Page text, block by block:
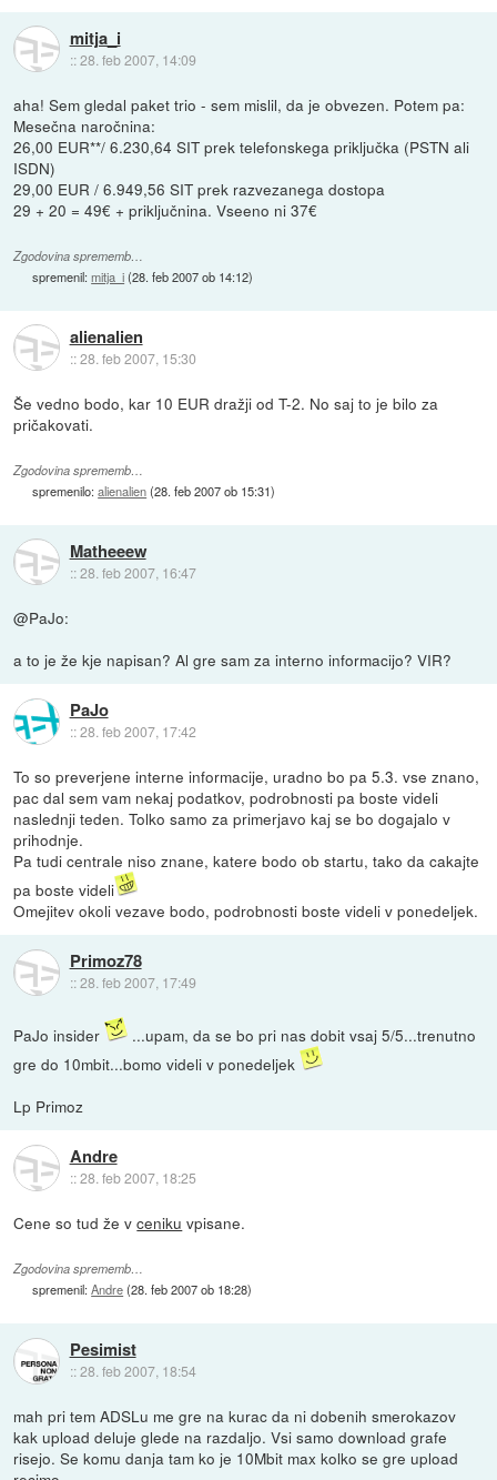
mitja_i
::28. feb 2007, 14:09
aha! Sem gledal paket trio - sem mislil, da je obvezen. Potem pa:
Mesečna naročnina:
26,00 EUR**/ 6.230,64 SIT prek telefonskega priključka (PSTN ali
ISDN)
29,00 EUR / 6.949,56 SIT prek razvezanega dostopa
29 + 20 = 49€ + priključnina. Vseeno ni 37€
Zgodovina sprememb…
spremenil:mitja_i(28. feb 2007 ob 14:12)
alienalien
::28. feb 2007, 15:30
Še vedno bodo, kar 10 EUR dražji od T-2. No saj to je bilo za
pričakovati.
Zgodovina sprememb…
spremenilo:alienalien(28. feb 2007 ob 15:31)
Matheeew
::28. feb 2007, 16:47
@PaJo:
a to je že kje napisan? Al gre sam za interno informacijo? VIR?
PaJo
::28. feb 2007, 17:42
To so preverjene interne informacije, uradno bo pa 5.3. vse znano,
pac dal sem vam nekaj podatkov, podrobnosti pa boste videli
naslednji teden. Tolko samo za primerjavo kaj se bo dogajalo v
prihodnje.
Pa tudi centrale niso znane, katere bodo ob startu, tako da cakajte
pa boste videli
Omejitev okoli vezave bodo, podrobnosti boste videli v ponedeljek.
Primoz78
::28. feb 2007, 17:49
PaJo insider
...upam, da se bo pri nas dobit vsaj 5/5...trenutno
gre do 10mbit...bomo videli v ponedeljek
Lp Primoz
Andre
::28. feb 2007, 18:25
Cene so tud že vceniku vpisane.
Zgodovina sprememb…
spremenil:Andre(28. feb 2007 ob 18:28)
Pesimist
::28. feb 2007, 18:54
mah pri tem ADSLu me gre na kurac da ni dobenih smerokazov
kak upload deluje glede na razdaljo. Vsi samo download grafe
risejo. Se komu danja tam ko je 10Mbit max kolko se gre upload